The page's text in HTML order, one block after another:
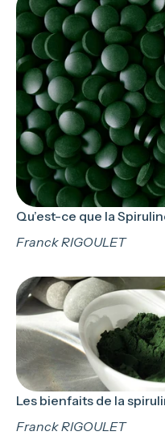
Qu’est-ce que la
Franck RIGOULET
Les bienfaits de la
Franck RIGOULET